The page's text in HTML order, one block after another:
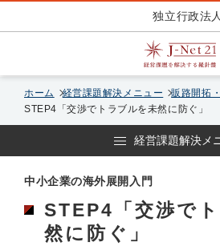
独立行政法
ホーム 経営課題解決メニュー 販路開拓
STEP4「交渉でトラブルを未然に防ぐ」
経営課題解決メ
中小企業の海外展開入門
STEP4「交渉で
然に防ぐ」